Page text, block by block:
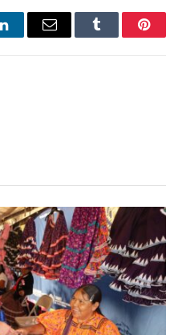
LinkedInEmail Tumblr